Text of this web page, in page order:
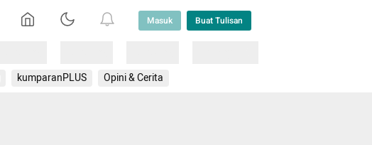
Masuk Buat Tulisan
kumparanPLUS Opini & Cerita